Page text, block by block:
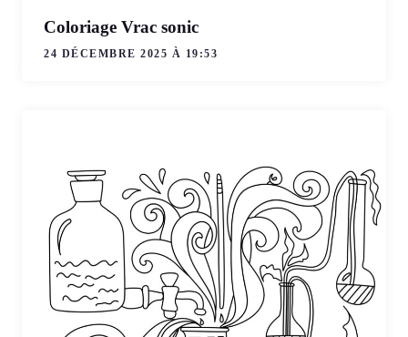
Coloriage Vrac sonic
24 DÉCEMBRE 2025 À 19:53